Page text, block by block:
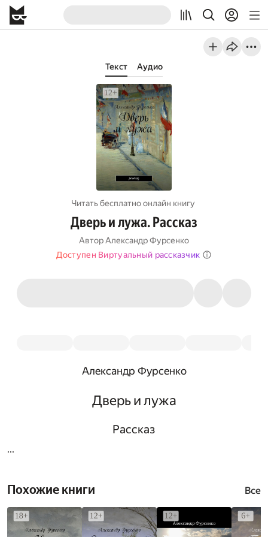
Текст Аудио
Читать бесплатно онлайн книгу
Дверь и лужа. Рассказ
АвторАлександр Фурсенко
Доступен Виртуальный рассказчик
Александр Фурсенко
Дверь и лужа
Рассказ
...
Похожие книги Все